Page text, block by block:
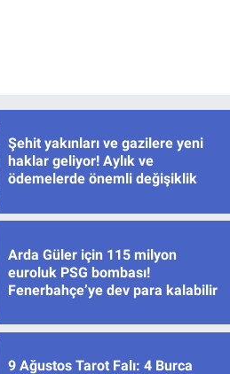
Şehit yakınları ve gazilere yeni
haklar geliyor! Aylık ve
ödemelerde önemli değişiklik
Arda Güler için 115 milyon
euroluk PSG bombası!
Fenerbahçe’ye dev para kalabilir
9 Ağustos Tarot Falı: 4 Burca